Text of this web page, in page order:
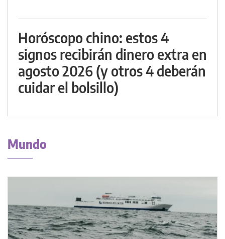
Horóscopo chino: estos 4
signos recibirán dinero extra en
agosto 2026 (y otros 4 deberán
cuidar el bolsillo)
Mundo